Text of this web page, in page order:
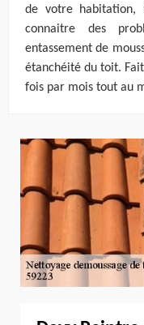
de votre habitation,
connaitre des
entassement de
étanchéité du toit.
fois par mois tout au